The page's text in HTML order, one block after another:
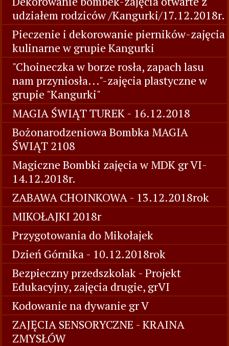
udziałem rodziców /Kangurki/17.12.2018r.
Pieczenie i dekorowanie pierników-zajęcia
kulinarne w grupie Kangurki
"Choineczka w borze rosła, zapach lasu
nam przyniosła..."-zajęcia plastyczne w
grupie "Kangurki"
MAGIA ŚWIĄT TUREK - 16.12.2018
Bożonarodzeniowa Bombka MAGIA
ŚWIĄT 2108
Magiczne Bombki zajęcia w MDK gr VI-
14.12.2018r.
ZABAWA CHOINKOWA - 13.12.2018rok
MIKOŁAJKI 2018r
Przygotowania do Mikołajek
Dzień Górnika - 10.12.2018rok
Bezpieczny przedszkolak - Projekt
Edukacyjny, zajęcia drugie, grVI
Kodowanie na dywanie gr V
ZAJĘCIA SENSORYCZNE - KRAINA
ZMYSŁÓW